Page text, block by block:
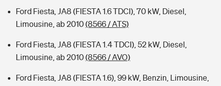
Ford Fiesta, JA8 (FIESTA 1.6 TDCI), 70 kW, Diesel,
Limousine, ab 2010(8566 / ATS)
Ford Fiesta, JA8 (FIESTA 1.4 TDCI), 52 kW, Diesel,
Limousine, ab 2010(8566 / AVO)
Ford Fiesta, JA8 (FIESTA 1.6), 99 kW, Benzin, Limousine,